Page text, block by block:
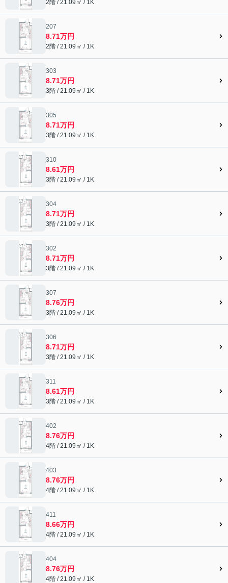
2階 / 21.09㎡ / 1K
207
8.71万円
2階 / 21.09㎡ / 1K
303
8.71万円
3階 / 21.09㎡ / 1K
305
8.71万円
3階 / 21.09㎡ / 1K
310
8.61万円
3階 / 21.09㎡ / 1K
304
8.71万円
3階 / 21.09㎡ / 1K
302
8.71万円
3階 / 21.09㎡ / 1K
307
8.76万円
3階 / 21.09㎡ / 1K
306
8.71万円
3階 / 21.09㎡ / 1K
311
8.61万円
3階 / 21.09㎡ / 1K
402
8.76万円
4階 / 21.09㎡ / 1K
403
8.76万円
4階 / 21.09㎡ / 1K
411
8.66万円
4階 / 21.09㎡ / 1K
404
8.76万円
4階 / 21.09㎡ / 1K